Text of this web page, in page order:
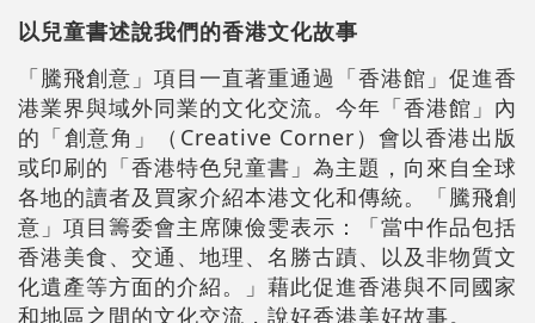
以兒童書述說我們的香港文化故事
「騰飛創意」項目一直著重通過「香港館」促進香
港業界與域外同業的文化交流。今年「香港館」內
的「創意角」（Creative Corner）會以香港出版
或印刷的「香港特色兒童書」為主題，向來自全球
各地的讀者及買家介紹本港文化和傳統。「騰飛創
意」項目籌委會主席陳儉雯表示：「當中作品包括
香港美食、交通、地理、名勝古蹟、以及非物質文
化遺產等方面的介紹。」藉此促進香港與不同國家
和地區之間的文化交流，說好香港美好故事。